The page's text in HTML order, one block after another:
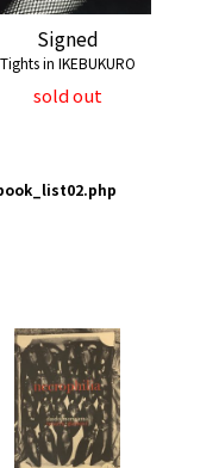
Signed
Tights in IKEBUKURO
sold out